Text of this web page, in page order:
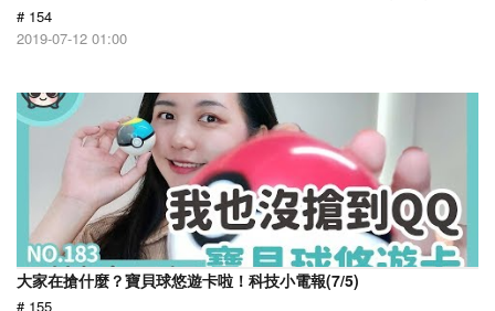
# 154
2019-07-12 01:00
大家在搶什麼？寶貝球悠遊卡啦！科技小電報(7/5)
# 155